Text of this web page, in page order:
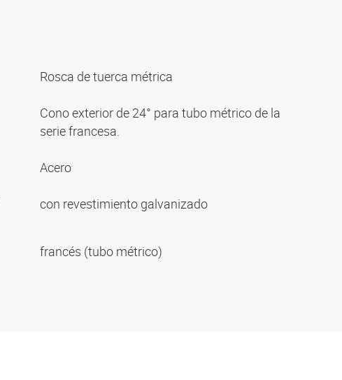
Rosca de tuerca métrica
Cono exterior de 24° para tubo métrico de la
serie francesa.
Acero
con revestimiento galvanizado
francés (tubo métrico)